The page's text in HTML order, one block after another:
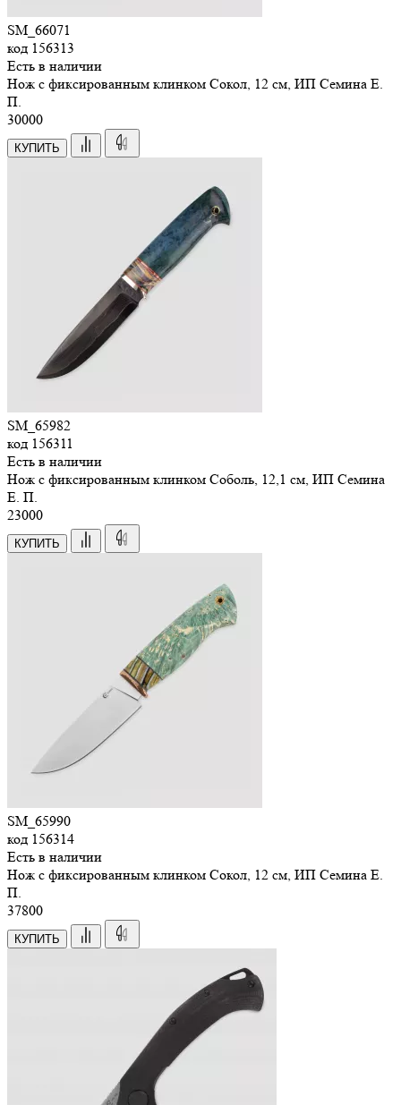
SM_66071
код 156313
Есть в наличии
Нож с фиксированным клинком Сокол, 12 см, ИП Семина Е.
П.
30000
КУПИТЬ
SM_65982
код 156311
Есть в наличии
Нож с фиксированным клинком Соболь, 12,1 см, ИП Семина
Е. П.
23000
КУПИТЬ
SM_65990
код 156314
Есть в наличии
Нож с фиксированным клинком Сокол, 12 см, ИП Семина Е.
П.
37800
КУПИТЬ